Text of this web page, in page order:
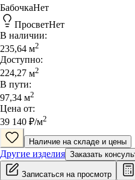
БабочкаНет
ПросветНет
В наличии:
235,64 м2
Доступно:
224,27 м2
В пути:
97,34 м2
Цена от:
39 140 ₽/м2
Наличие на складе и цены
Другие изделия Заказать
Записаться на просмотр